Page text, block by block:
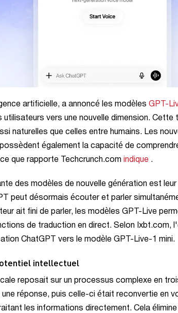
artificielle, a annoncé les modèles GPT-
vers une nouvelle dimension. Cette
naturelles que celles entre humains. Les
également la capacité de
que rapporte Techcrunch.com
indique .
des modèles de nouvelle génération est
peut désormais écouter et parler
ait fini de parler, les modèles GPT-Live
de traduction en direct. Selon Ixbt.com,
ChatGPT vers le modèle GPT-Live-1 mini.
intellectuel
reposait sur un processus complexe en
réponse, puis celle-ci était reconvertie en
les informations directement. Cela